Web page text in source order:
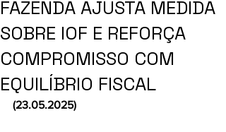
FAZENDA AJUSTA MEDIDA
SOBRE IOF E REFORÇA
COMPROMISSO COM
EQUILÍBRIO FISCAL
(23.05.2025)